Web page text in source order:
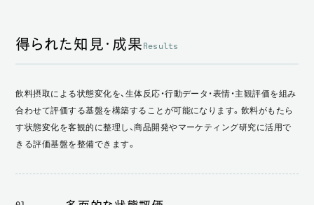
得られた知見・成果 Results
飲料摂取による状態変化を、生体反応・行動データ・表情・主観評価を組み
合わせて評価する基盤を構築することが可能になります。飲料がもたら
す状態変化を客観的に整理し、商品開発やマーケティング研究に活用で
きる評価基盤を整備できます。